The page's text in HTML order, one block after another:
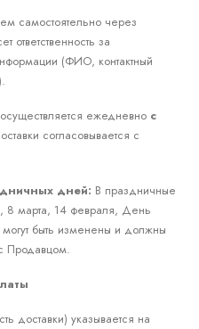
самостоятельно через
ответственность за
(ФИО, контактный
ежедневно с
согласовывается с
дней: В праздничные
8 марта, 14 февраля, День
быть изменены и должны
Продавцом.
доставки) указывается на